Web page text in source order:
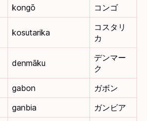
kongō コンゴ
kosutarika
コスタリ
カ
denmāku
デンマー
ク
gabon
ガボン
ganbia
ガンビア